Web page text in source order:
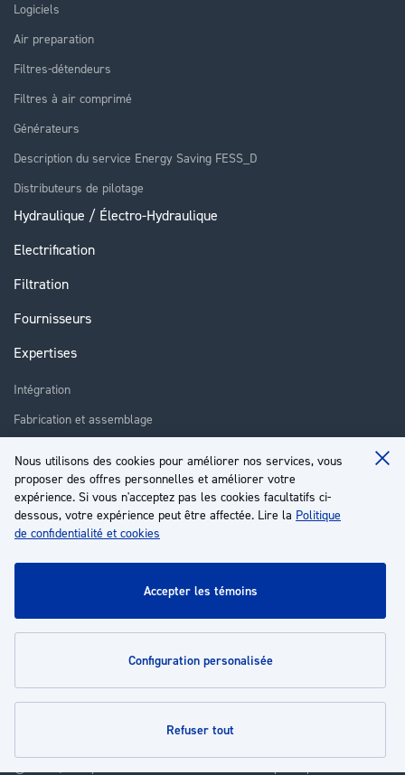
Nous utilisons des cookies pour améliorer nos services, vous
proposer des offres personnelles et améliorer votre
expérience. Si vous n'acceptez pas les cookies facultatifs ci-
dessous, votre expérience peut être affectée. Lire la Politique
de confidentialité et cookies
accepter les témoins
configuration personalisée
refuser tout
Logiciels
Air preparation
Filtres-détendeurs
Filtres à air comprimé
Générateurs
Description du service Energy Saving FESS_D
Distributeurs de pilotage
Hydraulique / Électro-Hydraulique
Electrification
Filtration
Fournisseurs
Expertises
Intégration
Fabrication et assemblage
Réparation
Formation
À propos
Service client